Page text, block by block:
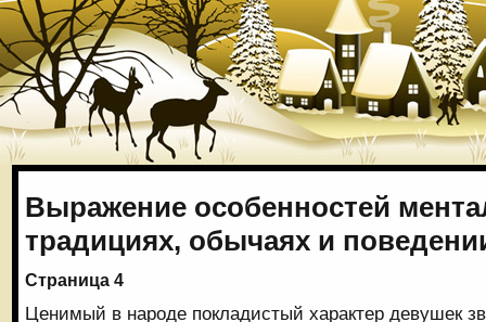
Выражение особенностей
традициях, обычаях и
Страница 4
Ценимый в народе покладистый характер девушек